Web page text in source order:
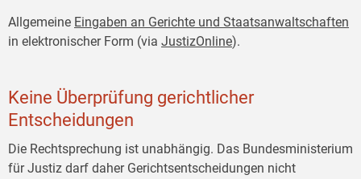
Allgemeine Eingaben an Gerichte und Staatsanwaltschaften
in elektronischer Form (via JustizOnline).
Keine Überprüfung gerichtlicher
Entscheidungen
Die Rechtsprechung ist unabhängig. Das Bundesministerium
für Justiz darf daher Gerichtsentscheidungen nicht